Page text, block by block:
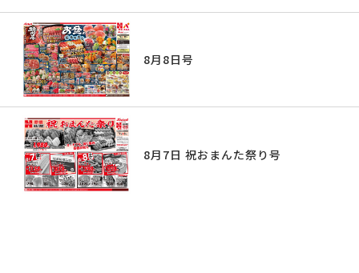
8月8日号
8月7日 祝おまんた祭り号